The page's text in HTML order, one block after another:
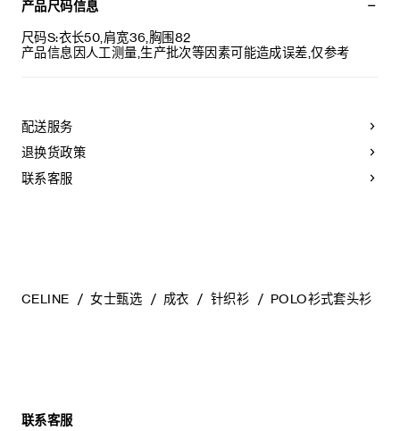
罗纹饰边
意大利制造
编号：RY0TD3B20.01OP
仅使用不含漂白剂的洗衣产品。
最高熨烫温度：110°C / 230°F
不可使用蒸汽。
产品尺码信息
尺码S:衣长50,肩宽36,胸围82
产品信息因人工测量,生产批次等因素可能造成误差,仅参考
配送服务
退换货政策
联系客服
CELINE 女士甄选 成衣 针织衫 POLO衫式套头衫
联系客服